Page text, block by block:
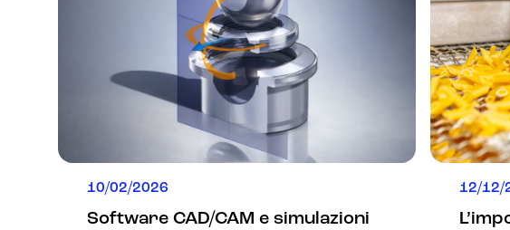
10/02/2026
Software CAD/CAM e simulazioni
12/12/